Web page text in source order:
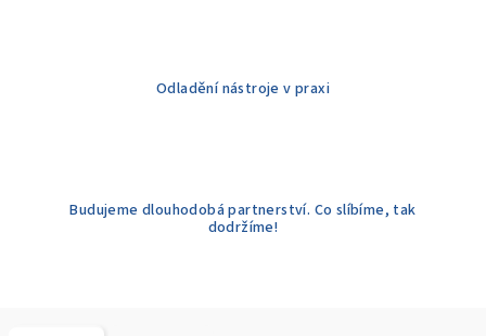
Odladění nástroje v praxi
Budujeme dlouhodobá partnerství. Co slíbíme, tak
dodržíme!